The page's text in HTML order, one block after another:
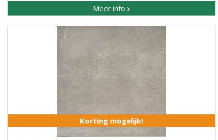
Meer info
Korting mogelijk!